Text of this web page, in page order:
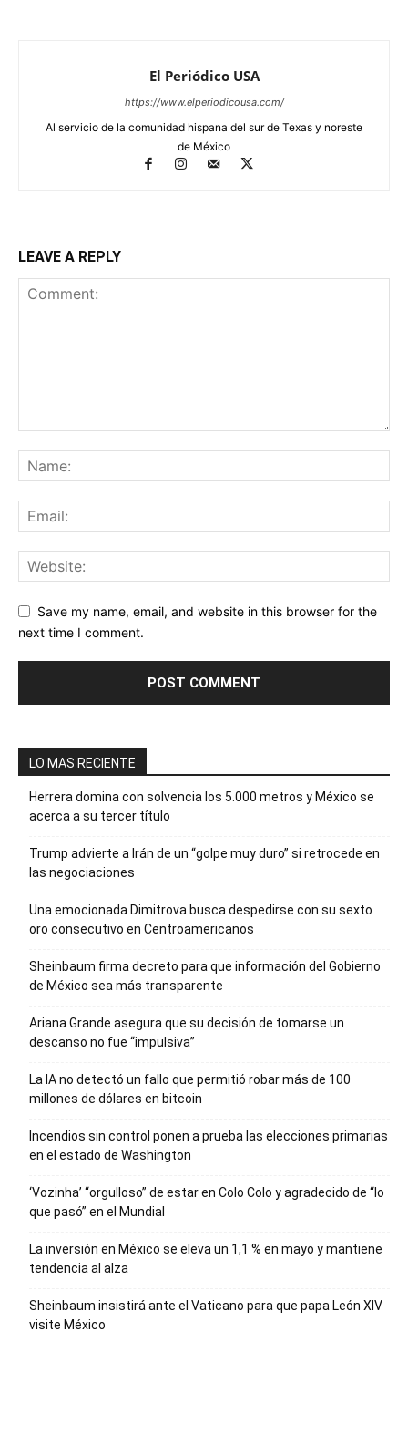
El Periódico USA
https://www.elperiodicousa.com/
Al servicio de la comunidad hispana del sur de Texas y noreste
de México
LEAVE A REPLY
Save my name, email, and website in this browser for the
next time I comment.
LO MAS RECIENTE
Herrera domina con solvencia los 5.000 metros y México se
acerca a su tercer título
Trump advierte a Irán de un “golpe muy duro” si retrocede en
las negociaciones
Una emocionada Dimitrova busca despedirse con su sexto
oro consecutivo en Centroamericanos
Sheinbaum firma decreto para que información del Gobierno
de México sea más transparente
Ariana Grande asegura que su decisión de tomarse un
descanso no fue “impulsiva”
La IA no detectó un fallo que permitió robar más de 100
millones de dólares en bitcoin
Incendios sin control ponen a prueba las elecciones primarias
en el estado de Washington
‘Vozinha’ “orgulloso” de estar en Colo Colo y agradecido de “lo
que pasó” en el Mundial
La inversión en México se eleva un 1,1 % en mayo y mantiene
tendencia al alza
Sheinbaum insistirá ante el Vaticano para que papa León XIV
visite México